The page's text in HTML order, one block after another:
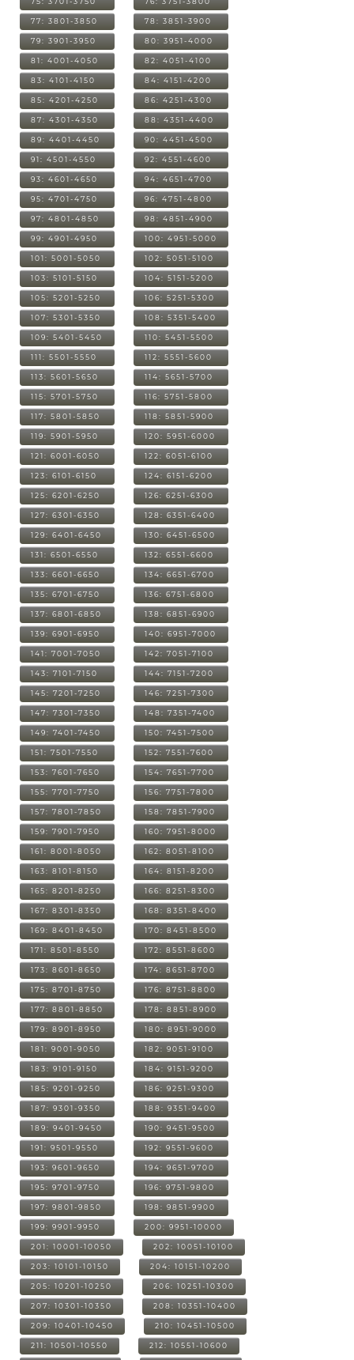
77: 3801-3850 78: 3851-3900
79: 3901-3950 80: 3951-4000
81: 4001-4050 82: 4051-4100
83: 4101-4150 84: 4151-4200
85: 4201-4250 86: 4251-4300
87: 4301-4350 88: 4351-4400
89: 4401-4450 90: 4451-4500
91: 4501-4550 92: 4551-4600
93: 4601-4650 94: 4651-4700
95: 4701-4750 96: 4751-4800
97: 4801-4850 98: 4851-4900
99: 4901-4950 100: 4951-5000
101: 5001-5050 102: 5051-5100
103: 5101-5150 104: 5151-5200
105: 5201-5250 106: 5251-5300
107: 5301-5350 108: 5351-5400
109: 5401-5450 110: 5451-5500
111: 5501-5550 112: 5551-5600
113: 5601-5650 114: 5651-5700
115: 5701-5750 116: 5751-5800
117: 5801-5850 118: 5851-5900
119: 5901-5950 120: 5951-6000
121: 6001-6050 122: 6051-6100
123: 6101-6150 124: 6151-6200
125: 6201-6250 126: 6251-6300
127: 6301-6350 128: 6351-6400
129: 6401-6450 130: 6451-6500
131: 6501-6550 132: 6551-6600
133: 6601-6650 134: 6651-6700
135: 6701-6750 136: 6751-6800
137: 6801-6850 138: 6851-6900
139: 6901-6950 140: 6951-7000
141: 7001-7050 142: 7051-7100
143: 7101-7150 144: 7151-7200
145: 7201-7250 146: 7251-7300
147: 7301-7350 148: 7351-7400
149: 7401-7450 150: 7451-7500
151: 7501-7550 152: 7551-7600
153: 7601-7650 154: 7651-7700
155: 7701-7750 156: 7751-7800
157: 7801-7850 158: 7851-7900
159: 7901-7950 160: 7951-8000
161: 8001-8050 162: 8051-8100
163: 8101-8150 164: 8151-8200
165: 8201-8250 166: 8251-8300
167: 8301-8350 168: 8351-8400
169: 8401-8450 170: 8451-8500
171: 8501-8550 172: 8551-8600
173: 8601-8650 174: 8651-8700
175: 8701-8750 176: 8751-8800
177: 8801-8850 178: 8851-8900
179: 8901-8950 180: 8951-9000
181: 9001-9050 182: 9051-9100
183: 9101-9150 184: 9151-9200
185: 9201-9250 186: 9251-9300
187: 9301-9350 188: 9351-9400
189: 9401-9450 190: 9451-9500
191: 9501-9550 192: 9551-9600
193: 9601-9650 194: 9651-9700
195: 9701-9750 196: 9751-9800
197: 9801-9850 198: 9851-9900
199: 9901-9950 200: 9951-10000
201: 10001-10050 202: 10051-10100
203: 10101-10150 204: 10151-10200
205: 10201-10250 206: 10251-10300
207: 10301-10350 208: 10351-10400
209: 10401-10450 210: 10451-10500
211: 10501-10550 212: 10551-10600